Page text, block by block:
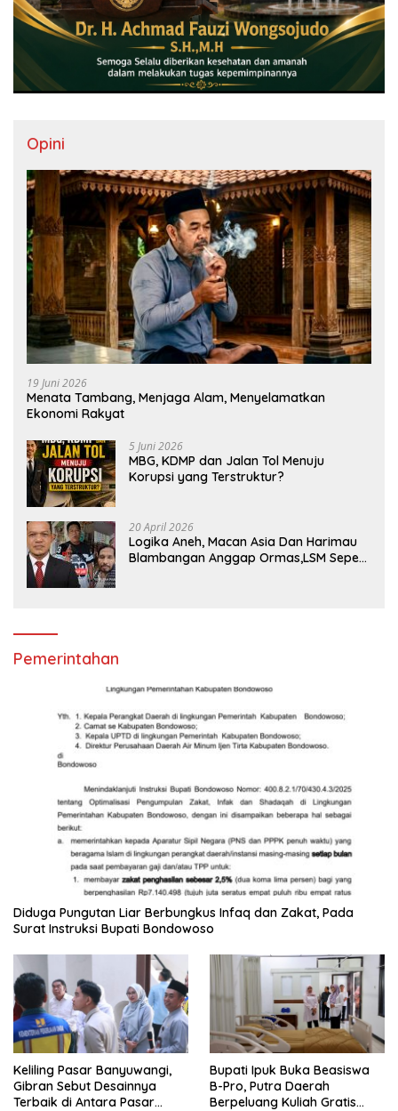
Opini
19 Juni 2026
Menata Tambang, Menjaga Alam, Menyelamatkan
Ekonomi Rakyat
5 Juni 2026
MBG, KDMP dan Jalan Tol Menuju
Korupsi yang Terstruktur?
20 April 2026
Logika Aneh, Macan Asia Dan Harimau
Blambangan Anggap Ormas,LSM Seperti
Pemerintahan
Diduga Pungutan Liar Berbungkus Infaq dan Zakat, Pada
Surat Instruksi Bupati Bondowoso
Keliling Pasar Banyuwangi,
Gibran Sebut Desainnya
Terbaik di Antara Pasar
Bupati Ipuk Buka Beasiswa
B-Pro, Putra Daerah
Berpeluang Kuliah Gratis